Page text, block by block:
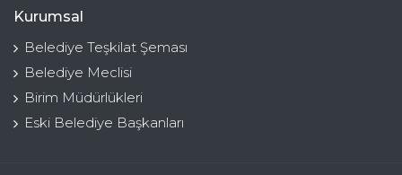
Kurumsal
Belediye Teşkilat Şeması
Belediye Meclisi
Birim Müdürlükleri
Eski Belediye Başkanları